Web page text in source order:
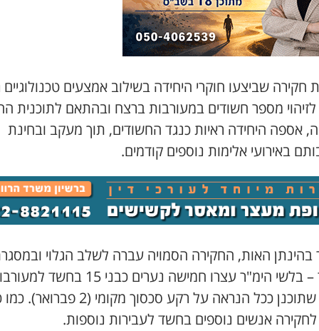
חקירה שביצעו חוקרי היחידה בשילוב אמצעים טכנולוגיים
לזיהוי מספר חשודים במעורבות ברצח ובהתאם לתוכנית
אספה היחידה ראיות כנגד החשודים, תוך מעקב ובחינת
באירועי אלימות נוספים קודמים.
בהינתן האות, החקירה הסמויה עברה לשלב הגלוי
כאמור – בלשי הימ"ר עצרו חמישה נערים כבני 15 בחשד
ברצח שתוכנן ככל הנראה על רקע סכסוך מקומי (2
לחקירה אנשים נוספים בחשד לעבירות נוספות.